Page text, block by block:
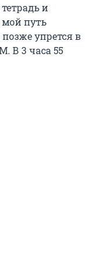
и
путь
упрется в
В 3 часа 55